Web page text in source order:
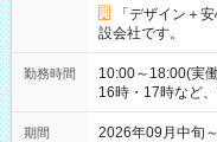
「デザイン＋
設会社です。
勤務時間
10:00～18:00(実
16時・17時など
期間
2026年09月中旬